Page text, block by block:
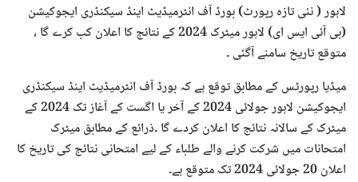
لاہور ( نئی تازہ رپورٹ) بورڈ آف انٹرمیڈیٹ اینڈ سیکنڈری ایجوکیشن
(بی آئی ایس ای) لاہور میٹرک 2024 کے نتائج کا اعلان کب کرے گا ،
متوقع تاریخ سامنے آگئی ۔
میڈیا رپورٹس کے مطابق توقع ہے کہ بورڈ آف انٹرمیڈیٹ اینڈ سیکنڈری
ایجوکیشن لاہور جولائی 2024 کے آخر یا اگست کے آغاز تک 2024 کے
میٹرک کے سالانہ نتائج کا اعلان کردے گا ۔ذرائع کے مطابق میٹرک
امتحانات میں شرکت کرنے والے طلباء کے لیے امتحانی نتائج کی تاریخ کا
اعلان 20 جولائی 2024 تک متوقع ہے۔